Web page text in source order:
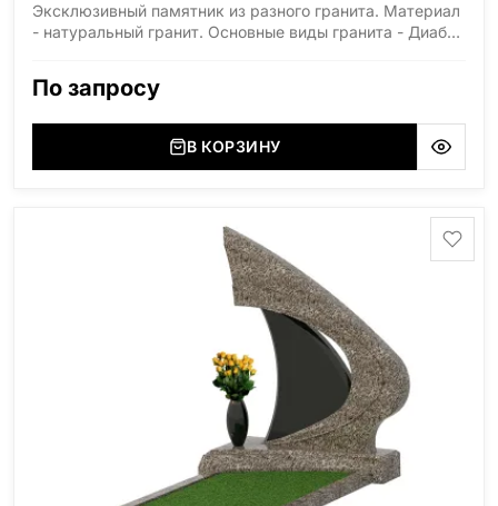
Эксклюзивный памятник из разного гранита. Материал
- натуральный гранит. Основные виды гранита - Диабаз
(Украина, Житомерская область), Лабродарит
(Украина, Житомерская область), Сюксюансаари
(Россия, Карелия), Амфиболит (Россия, Мурманская
минимальные стандартные размеры. [wpforms
По запросу
В КОРЗИНУ